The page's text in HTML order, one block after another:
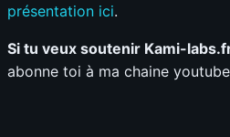
présentation ici.
Si tu veux soutenir Kami-
abonne toi à ma chaine